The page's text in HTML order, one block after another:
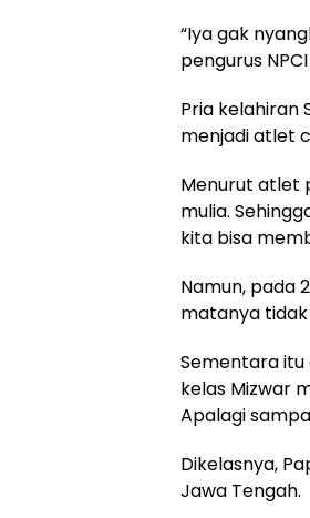
“Iya gak
pengurus
Pria kelahiran
menjadi atlet
Menurut atlet
mulia.
kita bisa
Namun, pada
matanya
Sementara itu
kelas Mizwar
Apalagi
Dikelasnya,
Jawa Tengah.